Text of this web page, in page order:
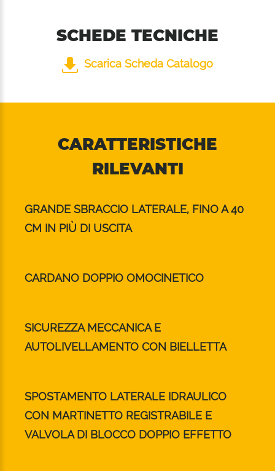
SCHEDE TECNICHE
Scarica Scheda Catalogo
CARATTERISTICHE
RILEVANTI
GRANDE SBRACCIO LATERALE, FINO A 40
CM IN PIÙ DI USCITA
CARDANO DOPPIO OMOCINETICO
SICUREZZA MECCANICA E
AUTOLIVELLAMENTO CON BIELLETTA
SPOSTAMENTO LATERALE IDRAULICO
CON MARTINETTO REGISTRABILE E
VALVOLA DI BLOCCO DOPPIO EFFETTO